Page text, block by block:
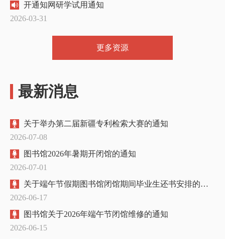
开通知网研学试用通知
2026-03-31
更多资源
最新消息
关于举办第二届新疆专利检索大赛的通知
2026-07-08
图书馆2026年暑期开闭馆的通知
2026-07-01
关于端午节假期图书馆闭馆期间毕业生还书安排的补充通知
2026-06-17
图书馆关于2026年端午节闭馆维修的通知
2026-06-15